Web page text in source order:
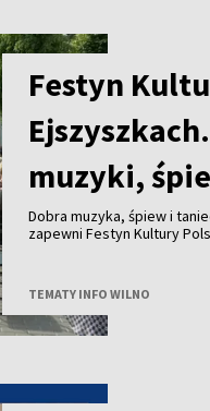
Festyn
muzyki,
Dobra muzyka, śpiew i
zapewni Festyn Kultury
TEMATY INFO WILNO